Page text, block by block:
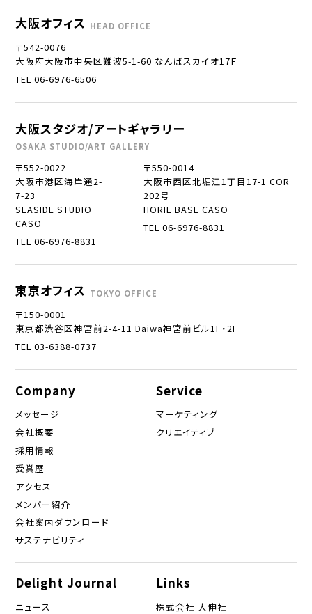
大阪オフィス HEAD OFFICE
〒542-0076
大阪府大阪市中央区難波5-1-60 なんばスカイオ17Ｆ
TEL 06-6976-6506
大阪スタジオ/アートギャラリー
OSAKA STUDIO/ART GALLERY
〒552-0022
大阪市港区海岸通2-
7-23
SEASIDE STUDIO
CASO
TEL 06-6976-8831
〒550-0014
大阪市西区北堀江1丁目17-1 COR
202号
HORIE BASE CASO
TEL 06-6976-8831
東京オフィス TOKYO OFFICE
〒150-0001
東京都渋谷区神宮前2-4-11 Daiwa神宮前ビル1F・2F
TEL 03-6388-0737
Company
メッセージ
会社概要
採用情報
受賞歴
アクセス
メンバー紹介
会社案内ダウンロード
サステナビリティ
Service
マーケティング
クリエイティブ
Delight Journal
ニュース
Links
株式会社 大伸社